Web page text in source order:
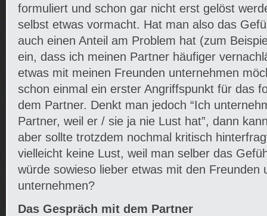
formuliert und schon gar nicht erst gelöst
selbst etwas vormacht. Hat man also das
auch einen Anteil am Problem hat (zum
ein, dass ich meinen Partner häufiger
etwas mit meinen Freunden unternehmen
schon einmal ein erster Angriffspunkt für das
dem Partner. Denkt man jedoch “Ich
Partner, weil er / sie ja nie Lust hat”, dann
aber sollte trotzdem nochmal kritisch
vielleicht keine Lust, weil man selber das
würde sowieso lieber etwas mit den Freunden
unternehmen?
Das Gespräch mit dem Partner